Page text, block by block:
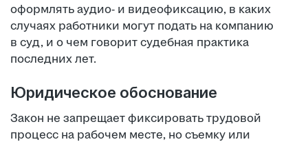
оформлять аудио- и видеофиксацию, в каких
случаях работники могут подать на компанию
в суд, и о чем говорит судебная практика
последних лет.
Юридическое обоснование
Закон не запрещает фиксировать трудовой
процесс на рабочем месте, но съемку или